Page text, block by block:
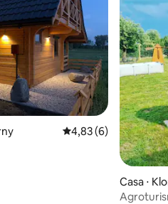
4,83 de uma
4,83 (6)
Casa ⋅
Agroturismo Szydlukówka .